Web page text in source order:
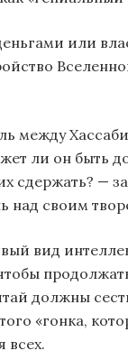
или
между
ли он быть
сдержать? —
над своим
вид
должны
«гонка,
всех.